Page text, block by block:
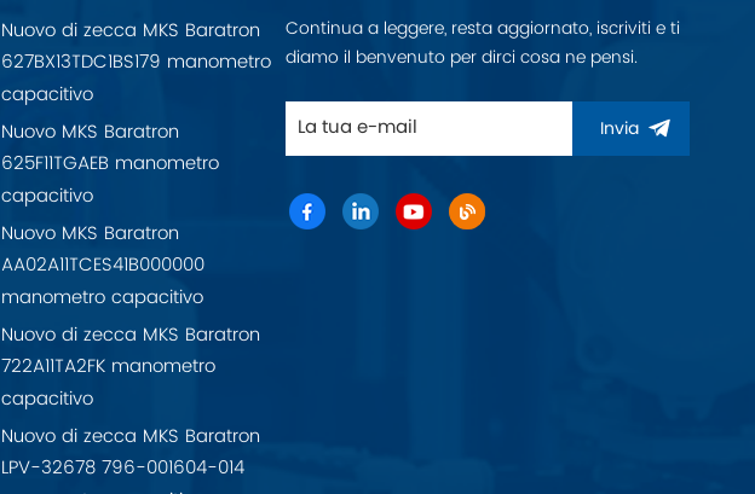
Nuovo di zecca MKS Baratron
627BX13TDC1BS179 manometro
capacitivo
Nuovo MKS Baratron
625F11TGAEB manometro
capacitivo
Nuovo MKS Baratron
AA02A11TCES41B000000
manometro capacitivo
Nuovo di zecca MKS Baratron
722A11TA2FK manometro
capacitivo
Nuovo di zecca MKS Baratron
LPV-32678 796-001604-014
Continua a leggere, resta aggiornato, iscriviti e ti
diamo il benvenuto per dirci cosa ne pensi.
Invia